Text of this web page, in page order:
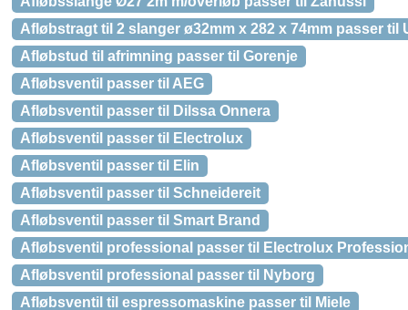
Afløbstragt til 2 slanger ø32mm x 282 x 74mm passer til
Afløbstud til afrimning passer til Gorenje
Afløbsventil passer til AEG
Afløbsventil passer til Dilssa Onnera
Afløbsventil passer til Electrolux
Afløbsventil passer til Elin
Afløbsventil passer til Schneidereit
Afløbsventil passer til Smart Brand
Afløbsventil professional passer til Electrolux
Afløbsventil professional passer til Nyborg
Afløbsventil til espressomaskine passer til Miele